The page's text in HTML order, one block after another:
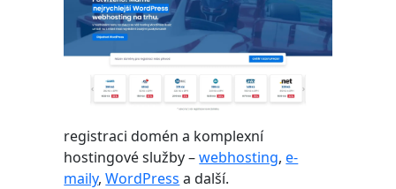
registraci domén a komplexní
hostingové služby –webhosting,e-
maily,WordPress a další.